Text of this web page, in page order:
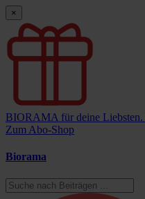
×
BIORAMA für deine Liebsten.
Zum Abo-Shop
Biorama